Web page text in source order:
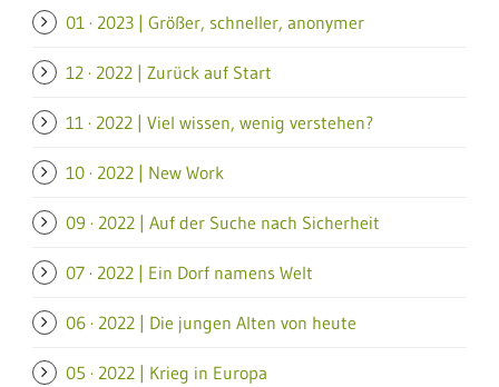
01 · 2023 | Größer, schneller, anonymer
12 · 2022 | Zurück auf Start
11 · 2022 | Viel wissen, wenig verstehen?
10 · 2022 | New Work
09 · 2022 | Auf der Suche nach Sicherheit
07 · 2022 | Ein Dorf namens Welt
06 · 2022 | Die jungen Alten von heute
05 · 2022 | Krieg in Europa